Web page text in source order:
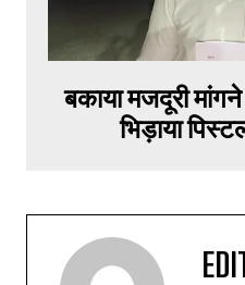
बकाया मजदूरी
भिड़ाया